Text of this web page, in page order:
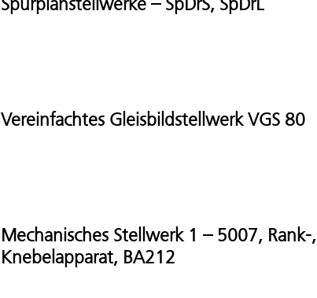
Vereinfachtes Gleisbildstellwerk VGS 80
Mechanisches Stellwerk 1 – 5007, Rank-,
Knebelapparat, BA212